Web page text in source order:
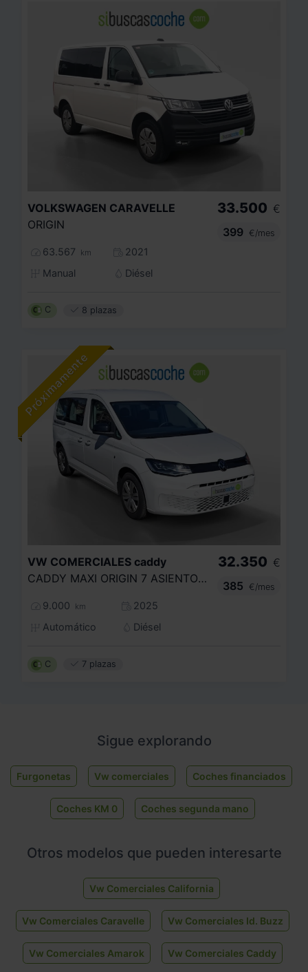
VOLKSWAGEN CARAVELLE
ORIGIN
63.567 km
2021
Manual
Diésel
33.500 €
399
€/mes
C 8 plazas
VW COMERCIALES caddy
CADDY MAXI ORIGIN 7 ASIENTOS 2.0 TDI 90 KW (122 CV) DSG 7 VEL.
9.000 km
2025
Automático
Diésel
32.350 €
385
€/mes
C 7 plazas
Sigue explorando
Furgonetas Vw comerciales Coches financiados
Coches KM 0 Coches segunda mano
Otros modelos que pueden interesarte
Vw Comerciales California
Vw Comerciales Caravelle Vw Comerciales Id. Buzz
Vw Comerciales Amarok Vw Comerciales Caddy